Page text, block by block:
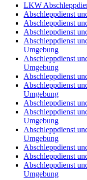
LKW
Abschleppdienst
Abschleppdienst
Abschleppdienst
Abschleppdienst
Umgebung
Abschleppdienst
Umgebung
Abschleppdienst
Abschleppdienst
Umgebung
Abschleppdienst
Abschleppdienst
Umgebung
Abschleppdienst
Umgebung
Abschleppdienst
Abschleppdienst
Abschleppdienst
Umgebung